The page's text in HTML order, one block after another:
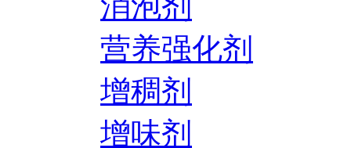
营养强化剂
增稠剂
增味剂